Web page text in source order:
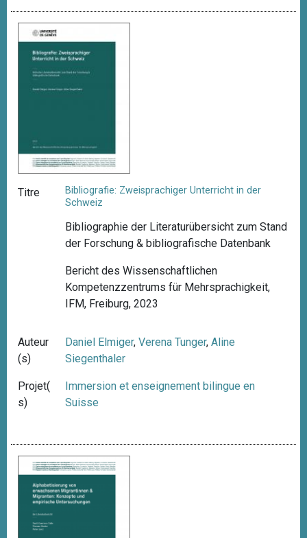
Titre
Bibliografie: Zweisprachiger Unterricht in der
Schweiz
Bibliographie der Literaturübersicht zum Stand
der Forschung & bibliografische Datenbank
Bericht des Wissenschaftlichen
Kompetenzzentrums für Mehrsprachigkeit,
IFM, Freiburg, 2023
Auteur
(s)
Daniel Elmiger,Verena Tunger,Aline
Siegenthaler
Projet(
s)
Immersion et enseignement bilingue en
Suisse